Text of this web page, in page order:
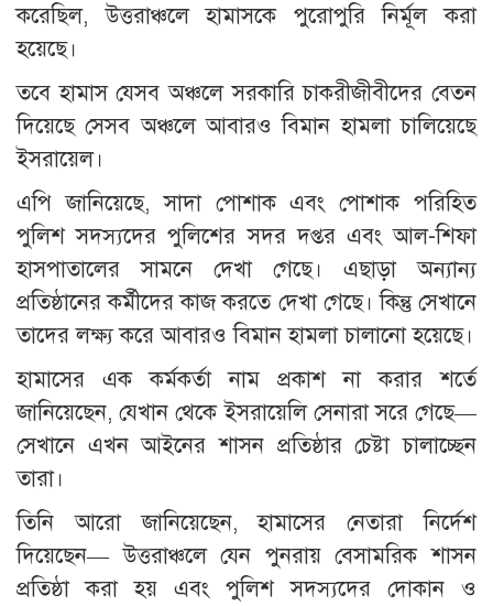
করেছিল, উত্তরাঞ্চলে হামাসকে পুরোপুরি নির্মূল করা
হয়েছে।
তবে হামাস যেসব অঞ্চলে সরকারি চাকরীজীবীদের বেতন
দিয়েছে সেসব অঞ্চলে আবারও বিমান হামলা চালিয়েছে
ইসরায়েল।
এপি জানিয়েছে, সাদা পোশাক এবং পোশাক পরিহিত
পুলিশ সদস্যদের পুলিশের সদর দপ্তর এবং আল-শিফা
হাসপাতালের সামনে দেখা গেছে। এছাড়া অন্যান্য
প্রতিষ্ঠানের কর্মীদের কাজ করতে দেখা গেছে। কিন্তু সেখানে
তাদের লক্ষ্য করে আবারও বিমান হামলা চালানো হয়েছে।
হামাসের এক কর্মকর্তা নাম প্রকাশ না করার শর্তে
জানিয়েছেন, যেখান থেকে ইসরায়েলি সেনারা সরে গেছে—
সেখানে এখন আইনের শাসন প্রতিষ্ঠার চেষ্টা চালাচ্ছেন
তারা।
তিনি আরো জানিয়েছেন, হামাসের নেতারা নির্দেশ
দিয়েছেন— উত্তরাঞ্চলে যেন পুনরায় বেসামরিক শাসন
প্রতিষ্ঠা করা হয় এবং পুলিশ সদস্যদের দোকান ও